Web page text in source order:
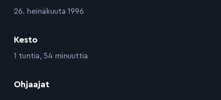
:26. heinäkuuta 1996
Kesto
:1 tuntia, 54 minuuttia
Ohjaajat